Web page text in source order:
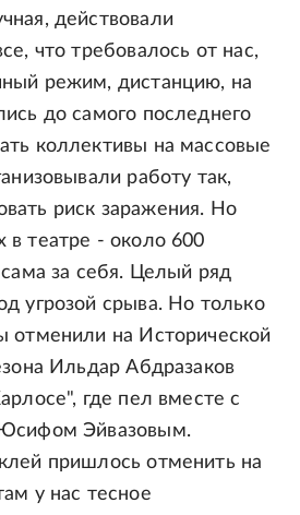
действовали
что требовалось от нас,
режим, дистанцию, на
до самого последнего
коллективы на массовые
работу так,
риск заражения. Но
в театре - около 600
за себя. Целый ряд
угрозой срыва. Но только
отменили на Исторической
Ильдар Абдразаков
где пел вместе с
Эйвазовым.
пришлось отменить на
у нас тесное